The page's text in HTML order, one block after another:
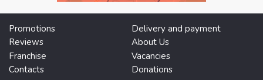
Promotions
Delivery and payment
Reviews
About Us
Franchise
Vacancies
Contacts
Donations